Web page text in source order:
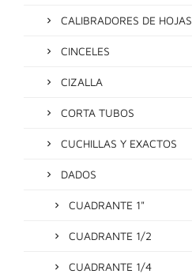
CALIBRADORES DE HOJAS
CINCELES
CIZALLA
CORTA TUBOS
CUCHILLAS Y EXACTOS
DADOS
CUADRANTE 1"
CUADRANTE 1/2
CUADRANTE 1/4